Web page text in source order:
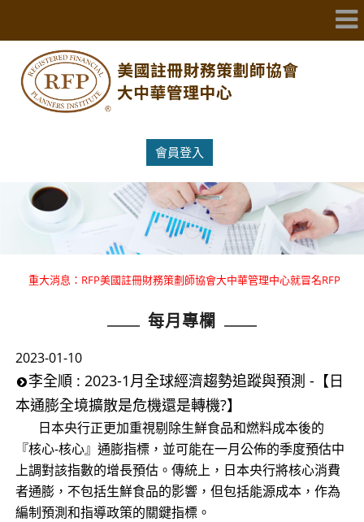
會員登入
重大消息：RFP美國註冊財務策劃師協會大中華管理中心就冒名RFP
重大消息：RFP美國註冊財務策劃師協會大中華管理中心就冒名RFP
每月專欄
2023-01-10
李全順 : 2023-1月全球經濟趨勢追蹤與預測 -【日
本通膨全境擴散是危機還是轉機?】
日本央行正更加重視剔除生鮮食品和燃料成本後的
『核心-核心』通膨指標，並可能在一月公佈的季度預估中
上調對該指數的增長預估。傳統上，日本央行將核心消費
者通膨，不包括生鮮食品的影響，但包括能源成本，作為
編制預測和指導政策的關鍵指標。